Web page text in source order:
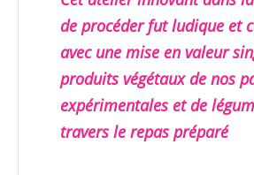
de procéder fut ludique et
avec une mise en valeur
produits végétaux de nos
expérimentales et de
travers le repas préparé